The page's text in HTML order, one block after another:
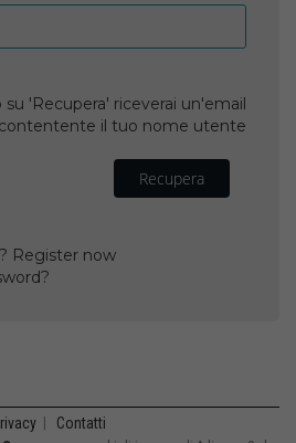
su 'Recupera' riceverai un'email
contentente il tuo nome utente
Recupera
Register now
Contatti